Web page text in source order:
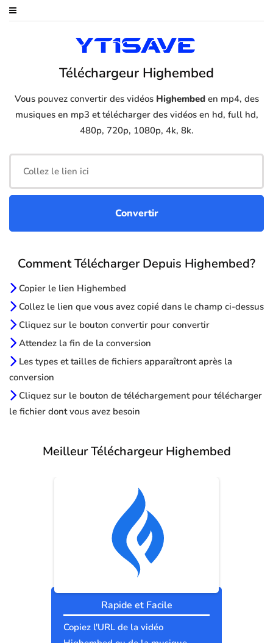
Téléchargeur Highembed
Vous pouvez convertir des vidéos Highembeden mp4, des
musiques en mp3 et télécharger des vidéos en hd, full hd,
480p, 720p, 1080p, 4k, 8k.
Comment Télécharger Depuis Highembed?
Copier le lien Highembed
Collez le lien que vous avez copié dans le champ ci-dessus
Cliquez sur le bouton convertir pour convertir
Attendez la fin de la conversion
Les types et tailles de fichiers apparaîtront après la
conversion
Cliquez sur le bouton de téléchargement pour télécharger
le fichier dont vous avez besoin
Meilleur Téléchargeur Highembed
Rapide et Facile
Copiez l'URL de la vidéo